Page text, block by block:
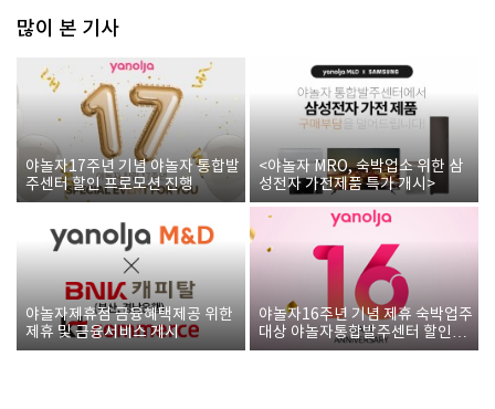
많이 본 기사
야놀자17주년 기념 야놀자 통합발
주센터 할인 프로모션 진행
<야놀자 MRO, 숙박업소 위한 삼
성전자 가전제품 특가 개시>
야놀자제휴점 금융혜택제공 위한
제휴 및 금융서비스 게시
야놀자16주년 기념 제휴 숙박업주
대상 야놀자통합발주센터 할인쿠
폰 증정